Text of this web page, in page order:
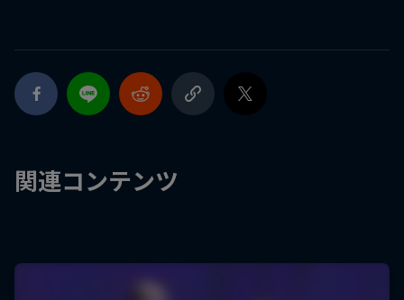
関連コンテンツ